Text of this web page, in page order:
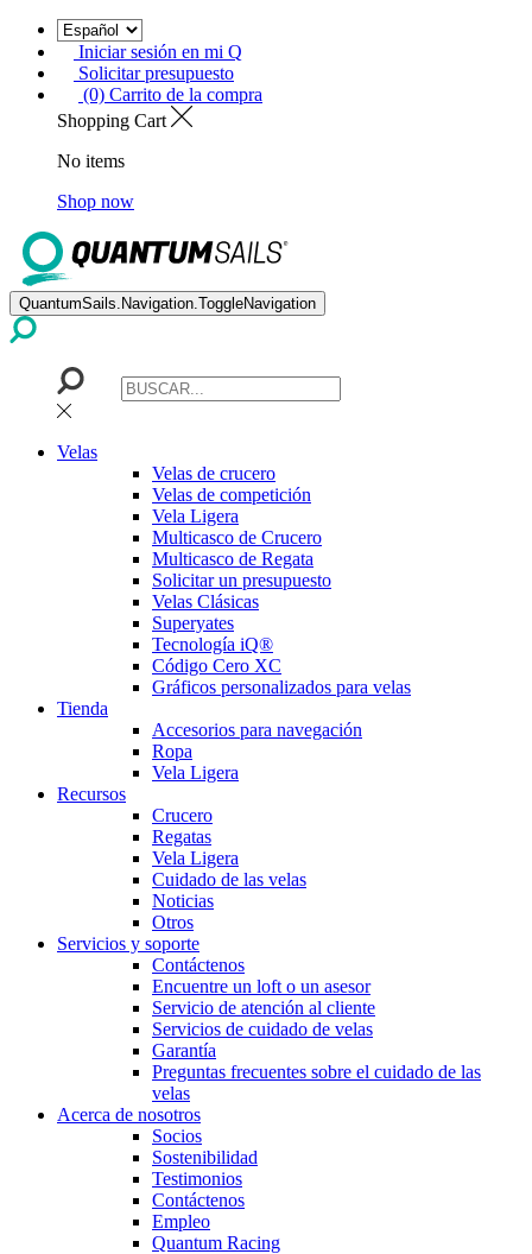
Iniciar sesión en mi Q
Solicitar presupuesto
(0) Carrito de la compra
Shopping Cart
No items
Shop now
QuantumSails.Navigation.ToggleNavigation
Velas
Velas de crucero
Velas de competición
Vela Ligera
Multicasco de Crucero
Multicasco de Regata
Solicitar un presupuesto
Velas Clásicas
Superyates
Tecnología iQ®
Código Cero XC
Gráficos personalizados para velas
Tienda
Accesorios para navegación
Ropa
Vela Ligera
Recursos
Crucero
Regatas
Vela Ligera
Cuidado de las velas
Noticias
Otros
Servicios y soporte
Contáctenos
Encuentre un loft o un asesor
Servicio de atención al cliente
Servicios de cuidado de velas
Garantía
Preguntas frecuentes sobre el cuidado de las
velas
Acerca de nosotros
Socios
Sostenibilidad
Testimonios
Contáctenos
Empleo
Quantum Racing